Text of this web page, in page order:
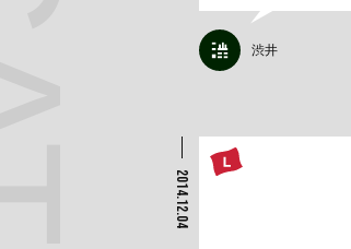
渋井
2014.12.04